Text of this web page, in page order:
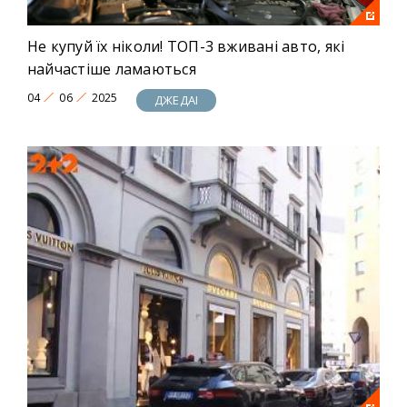
Не купуй їх ніколи! ТОП-3 вживані авто, які
найчастіше ламаються
04 06 2025 ДЖЕДАІ